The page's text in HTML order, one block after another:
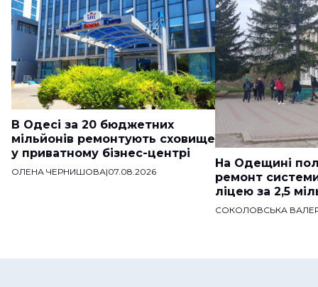
В Одесі за 20 бюджетних
мільйонів ремонтують сховище
у приватному бізнес-центрі
ОЛЕНА ЧЕРНИШОВА|07.08.2026
На Одещині
ремонт
ліцею за 2,5
СОКОЛОВСЬКА